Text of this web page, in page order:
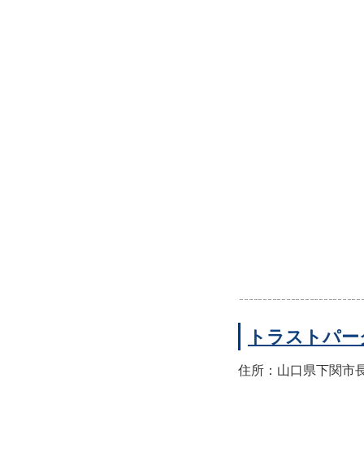
トラストパ
住所：山口県下関市